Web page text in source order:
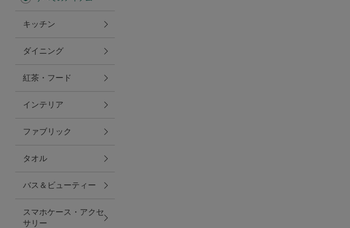
無重力シリーズ
トラベルグッズ
ランチ
バッグ
キッチン・ダイニング
ダイニング
キッチン
キッチン
ダイニング
紅茶・フード
インテリア
ファブリック
タオル
バス＆ビューティー
スマホケース・アクセ
サリー